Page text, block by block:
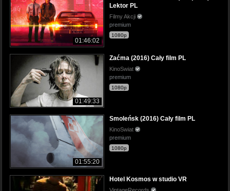
01:46:02
Lektor PL
Filmy Akcji
premium
1080p
01:49:33
Zaćma (2016) Cały film PL
KinoSwiat
premium
1080p
01:55:20
Smoleńsk (2016) Cały film PL
KinoSwiat
premium
1080p
Hotel Kosmos w studio VR